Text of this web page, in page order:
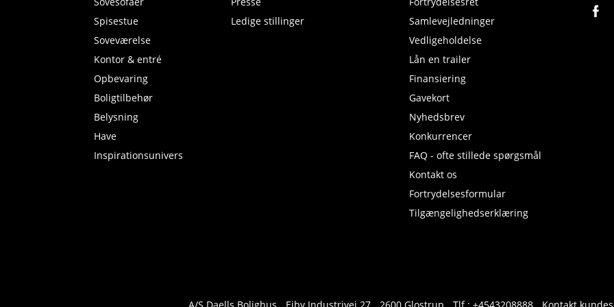
Spisestue
Soveværelse
Kontor & entré
Opbevaring
Boligtilbehør
Belysning
Have
Inspirationsunivers
Ledige stillinger
Samlevejledninger
Vedligeholdelse
Lån en trailer
Finansiering
Gavekort
Nyhedsbrev
Konkurrencer
FAQ - ofte stillede spørgsmål
Kontakt os
Fortrydelsesformular
Tilgængelighedserklæring